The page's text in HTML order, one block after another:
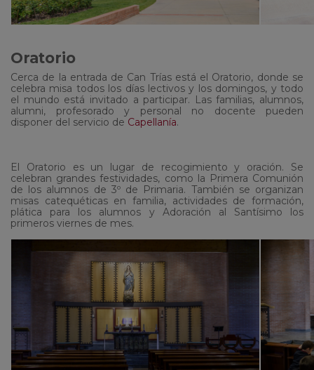
Oratorio
Cerca de la entrada de Can Trías está el Oratorio, donde se
celebra misa todos los días lectivos y los domingos, y todo
el mundo está invitado a participar. Las familias, alumnos,
alumni, profesorado y personal no docente pueden
disponer del servicio de Capellanía.
El Oratorio es un lugar de recogimiento y oración. Se
celebran grandes festividades, como la Primera Comunión
de los alumnos de 3º de Primaria. También se organizan
misas catequéticas en familia, actividades de formación,
plática para los alumnos y Adoración al Santísimo los
primeros viernes de mes.